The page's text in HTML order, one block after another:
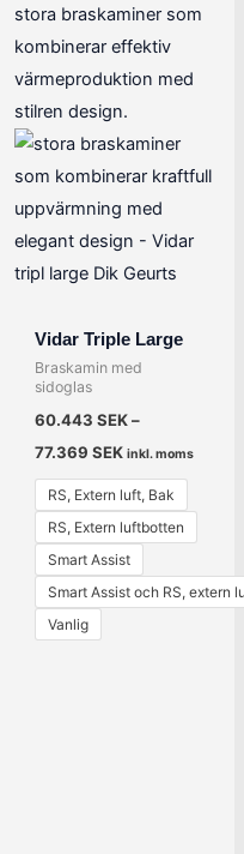
Vidar Triple Large
Braskamin med
sidoglas
60.443SEK–
77.369SEK inkl. moms
RS, Extern luft, Bak
RS, Extern luftbotten
Smart Assist
Smart Assist och RS, extern
Vanlig